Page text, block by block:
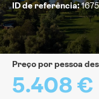
ID de referência:
preço por pessoa
5.408 €